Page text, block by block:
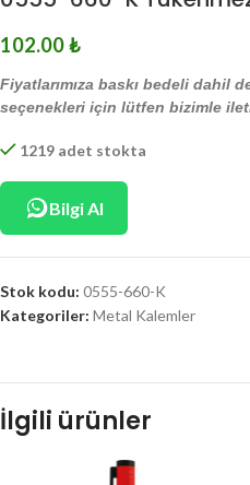
102.00₺
Fiyatlarımıza baskı bedeli dahil
seçenekleri için lütfen bizimle
1219 adet stokta
Bilgi Al
Stok kodu: 0555-660-K
Kategoriler: Metal Kalemler
İlgili ürünler